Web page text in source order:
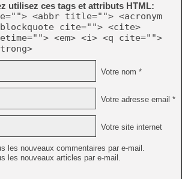
utilisez ces tags et attributs HTML:
<abbr title=""> <acronym
cite=""> <cite>
<em> <i> <q cite="">
Votre nom *
Votre adresse email *
Votre site internet
les nouveaux commentaires par e-mail.
les nouveaux articles par e-mail.